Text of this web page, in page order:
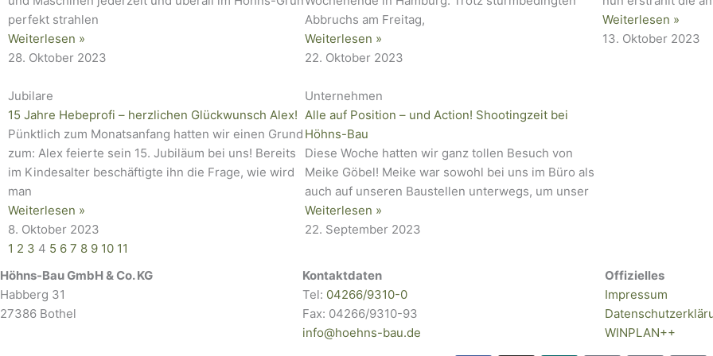
perfekt strahlen
Weiterlesen »
28. Oktober 2023
Abbruchs am Freitag,
Weiterlesen »
22. Oktober 2023
Weiterlesen »
13. Oktober 2023
Jubilare
15 Jahre Hebeprofi – herzlichen Glückwunsch Alex!
Pünktlich zum Monatsanfang hatten wir einen Grund
zum: Alex feierte sein 15. Jubiläum bei uns! Bereits
im Kindesalter beschäftigte ihn die Frage, wie wird
man
Weiterlesen »
8. Oktober 2023
Unternehmen
Alle auf Position – und Action! Shootingzeit bei
Höhns-Bau
Diese Woche hatten wir ganz tollen Besuch von
Meike Göbel! Meike war sowohl bei uns im Büro als
auch auf unseren Baustellen unterwegs, um unser
Weiterlesen »
22. September 2023
1 2 3 4 5 6 7 8 9 10 11
Höhns-Bau GmbH & Co. KG
Habberg 31
27386 Bothel
Kontaktdaten
Tel: 04266/9310-0
Fax: 04266/9310-93
info@hoehns-bau.de
Offizielles
Impressum
WINPLAN++